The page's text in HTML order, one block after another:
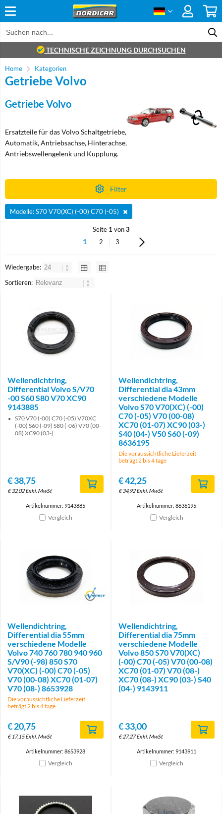
TECHNISCHE ZEICHNUNG DURCHSUCHEN
Home Kategorien
Getriebe Volvo
Getriebe Volvo
Ersatzteile für das Volvo Schaltgetriebe,
Automatik, Antriebsachse, Hinterachse,
Antriebswellengelenk und Kupplung.
Filter
Modelle: S70 V70(XC) (-00) C70 (-05)
Seite 1 von3
1 2 3
Wiedergabe:
Sortieren:
Wellendichtring,
Differential Volvo S/V70
-00 S60 S80 V70 XC90
9143885
S70 V70 (-00) C70 (-05) V70XC
(-00) S60 (-09) S80 (-06) V70 (00-
08) XC90 (03-)
€38,75
€32,02 Exkl. MwSt
Artikelnummer: 9143885
Vergleich
Wellendichtring,
Differential dia 43mm
verschiedene Modelle
Volvo S70 V70(XC) (-00)
C70 (-05) V70 (00-08)
XC70 (01-07) XC90 (03-)
S40 (04-) V50 S60 (-09)
8636195
Die voraussichtliche Lieferzeit
beträgt 2 bis 4 tage
€42,25
€34,92 Exkl. MwSt
Artikelnummer: 8636195
Vergleich
Brand
Wellendichtring,
Differential dia 55mm
verschiedene Modelle
Volvo 740 760 780 940 960
S/V90 (-98) 850 S70
V70(XC) (-00) C70 (-05)
V70 (00-08) XC70 (01-07)
V70 (08-) 8653928
Die voraussichtliche Lieferzeit
beträgt 2 bis 4 tage
€20,75
€17,15 Exkl. MwSt
Artikelnummer: 8653928
Vergleich
Wellendichtring,
Differential dia 75mm
verschiedene Modelle
Volvo 850 S70 V70(XC)
(-00) C70 (-05) V70 (00-08)
XC70 (01-07) V70 (08-)
XC70 (08-) XC90 (03-) S40
(04-) 9143911
€33,00
€27,27 Exkl. MwSt
Artikelnummer: 9143911
Vergleich